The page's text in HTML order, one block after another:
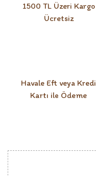
1500 TL Üzeri Kargo
Ücretsiz
Havale Eft veya Kredi
Kartı ile Ödeme